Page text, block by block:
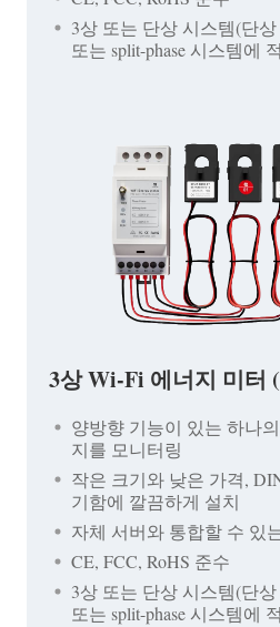
3상 또는 단상 시스템(단
또는 split-phase 시스템에
3상 Wi-Fi 에너지 미터
양방향 기능이 있는 하나
지를 모니터링
작은 크기와 낮은 가격,
기함에 깔끔하게 설치
자체 서버와 통합할 수 있
CE, FCC, RoHS 준수
3상 또는 단상 시스템(단
또는 split-phase 시스템에